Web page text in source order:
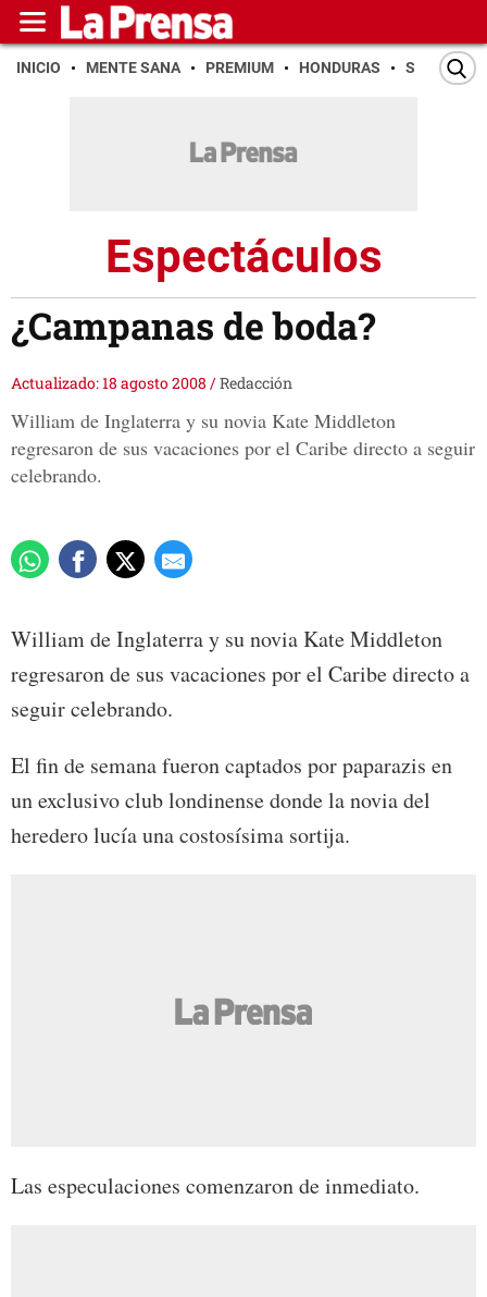
INICIO MENTE SANA PREMIUM HONDURAS SAN PEDRO
Espectáculos
¿Campanas de boda?
Actualizado: 18 agosto 2008 /Redacción
William de Inglaterra y su novia Kate Middleton
regresaron de sus vacaciones por el Caribe directo a seguir
celebrando.
William de Inglaterra y su novia Kate Middleton
regresaron de sus vacaciones por el Caribe directo a
seguir celebrando.
El fin de semana fueron captados por paparazis en
un exclusivo club londinense donde la novia del
heredero lucía una costosísima sortija.
Las especulaciones comenzaron de inmediato.